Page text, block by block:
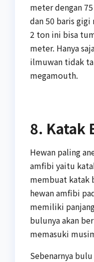
meter dengan
dan 50 baris gigi
2 ton ini bisa
meter. Hanya
ilmuwan tidak
megamouth.
8. Katak
Hewan paling
amfibi yaitu
membuat katak
hewan amfibi
memiliki
bulunya akan
memasuki
Sebenarnya